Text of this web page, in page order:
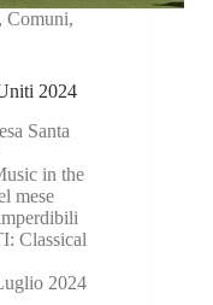
, Comuni,
2024
Santa
in the
mese
Classical
2024